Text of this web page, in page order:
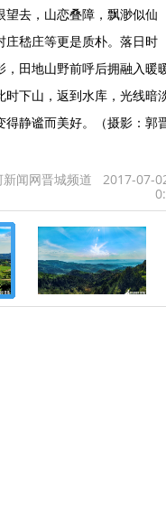
望去，山恋叠障，飘渺似仙
庄嵇庄等更是质朴。落日时
，田地山野前呼后拥融入暖
时下山，返到水库，光线暗
得静谧而美好。（摄影：郭
新闻网晋城频道 2017-07-